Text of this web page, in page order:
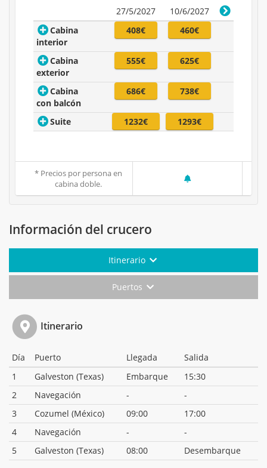
27/5/2027
10/6/2027
Cabina
interior
408€ 460€
Cabina
exterior
555€ 625€
Cabina
con balcón
686€ 738€
Suite 1232€ 1293€
* Precios por persona en
cabina doble.
Información del crucero
Itinerario
Puertos
Itinerario
Día Puerto Llegada
Salida
1
Galveston (Texas) Embarque
15:30
2
Navegación -
-
3
Cozumel (México) 09:00
17:00
4
Navegación -
-
5
Galveston (Texas) 08:00 Desembarque